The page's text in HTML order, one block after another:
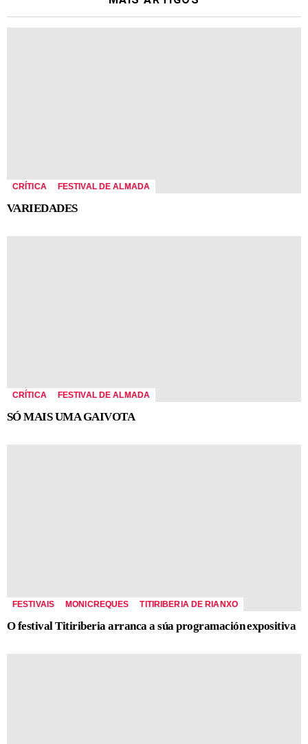
CRÍTICA FESTIVAL DE ALMADA
VARIEDADES
CRÍTICA FESTIVAL DE ALMADA
SÓ MAIS UMA GAIVOTA
FESTIVAIS MONICREQUES TITIRIBERIA DE RIANXO
O festival Titiriberia arranca a súa programación expositiva